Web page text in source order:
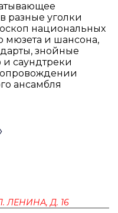
разные уголки
национальных
мюзета и шансона,
знойные
и саундтреки
ансамбля
ЛЕНИНА, Д. 16